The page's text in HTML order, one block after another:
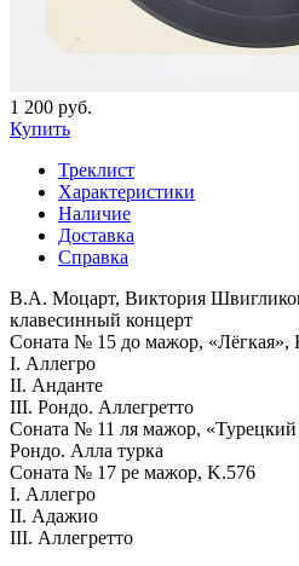
1 200 руб.
Купить
Треклист
Характеристики
Наличие
Доставка
Справка
В.А. Моцарт, Виктория
клавесинный концерт
Соната № 15 до мажор, «Лёгкая»,
I. Аллегро
II. Анданте
III. Рондо. Аллегретто
Соната № 11 ля мажор,
Рондо. Алла турка
Соната № 17 ре мажор, K.576
I. Аллегро
II. Адажио
III. Аллегретто